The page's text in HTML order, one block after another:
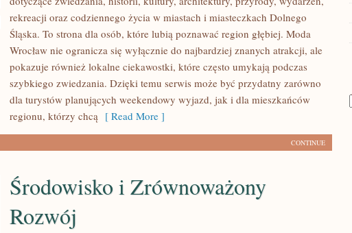
ŚWIDNICA
rekreacji oraz codziennego życia w miastach i miasteczkach Dolnego
Śląska. To strona dla osób, które lubią poznawać region głębiej. Moda
Wrocław nie ogranicza się wyłącznie do najbardziej znanych atrakcji, ale
pokazuje również lokalne ciekawostki, które często umykają podczas
szybkiego zwiedzania. Dzięki temu serwis może być przydatny zarówno
dla turystów planujących weekendowy wyjazd, jak i dla mieszkańców
regionu, którzy chcą [ Read More ]
CONTINUE
Środowisko i Zrównoważony
Rozwój